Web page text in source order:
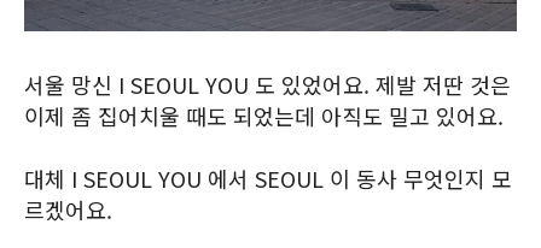
서울 망신 I SEOUL YOU 도 있었어요. 제발 저딴 것은
이제 좀 집어치울 때도 되었는데 아직도 밀고 있어요.
대체 I SEOUL YOU 에서 SEOUL 이 동사 무엇인지 모
르겠어요.